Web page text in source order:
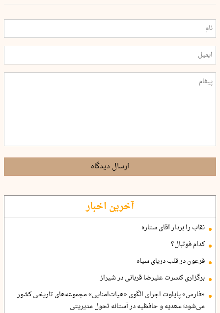
ارسال دیدگاه
آخرین اخبار
نقاب را بردار آقای ستاره
کدام فوتبال؟
فرعون در قلب دریای سیاه
برگزاری کنسرت علیرضا قربانی در شیراز
«فارس» پایلوت اجرای الگوی «هیات‌امنایی» مجموعه‌های تاریخی کشور
می‌شود؛ سعدیه و حافظیه در آستانه تحول مدیریتی